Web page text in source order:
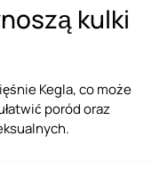
kulki
Kegla, co może
poród oraz